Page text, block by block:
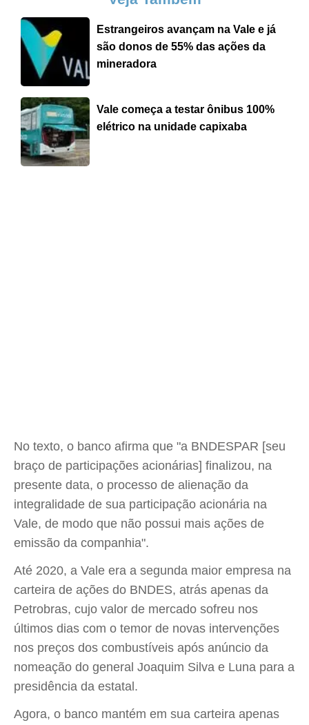
Estrangeiros avançam na Vale e já
são donos de 55% das ações da
mineradora
Vale começa a testar ônibus 100%
elétrico na unidade capixaba
No texto, o banco afirma que "a BNDESPAR [seu
braço de participações acionárias] finalizou, na
presente data, o processo de alienação da
integralidade de sua participação acionária na
Vale, de modo que não possui mais ações de
emissão da companhia".
Até 2020, a Vale era a segunda maior empresa na
carteira de ações do BNDES, atrás apenas da
Petrobras, cujo valor de mercado sofreu nos
últimos dias com o temor de novas intervenções
nos preços dos combustíveis após anúncio da
nomeação do general Joaquim Silva e Luna para a
presidência da estatal.
Agora, o banco mantém em sua carteira apenas